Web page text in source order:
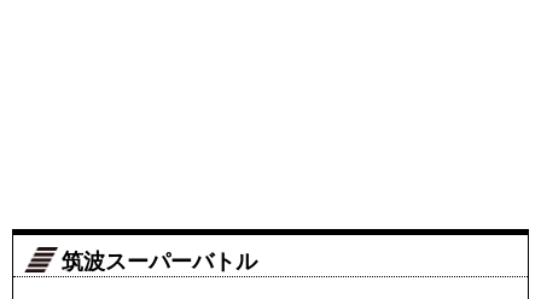
筑波スーパーバトル